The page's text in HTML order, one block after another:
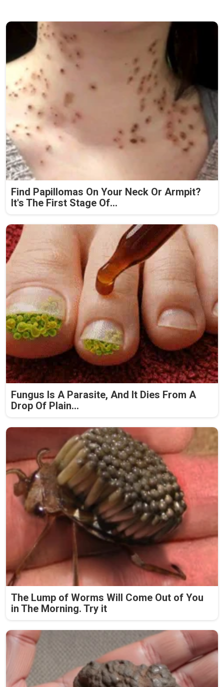
Find Papillomas On Your Neck Or Armpit?
It's The First Stage Of...
Fungus Is A Parasite, And It Dies From A
Drop Of Plain...
The Lump of Worms Will Come Out of You
in The Morning. Try it